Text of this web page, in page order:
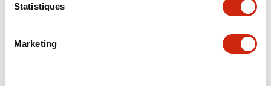
Statistiques
Marketing